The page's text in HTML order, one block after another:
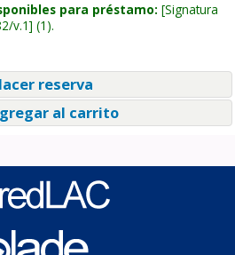
para préstamo: Signatura
v.1 (1).
reserva
al carrito